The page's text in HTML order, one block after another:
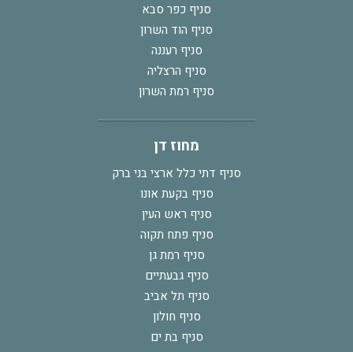
סניף כפר סבא
סניף הוד השרון
סניף רעננה
סניף הרצליה
סניף רמת השרון
מחוז דן
סניף דתי כלל ארצי בני ברק
סניף בקעת אונו
סניף ראש העין
סניף פתח תקוה
סניף רמת גן
סניף גבעתיים
סניף תל אביב
סניף חולון
סניף בת ים